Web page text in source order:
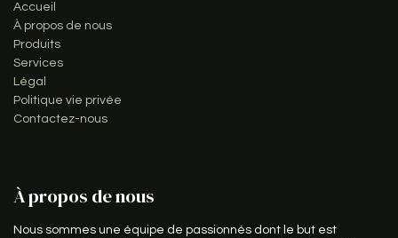
Accueil
À propos de nous
Produits
Services
Légal
Politique vie privée
Contactez-nous
À propos de nous
Nous sommes une équipe de passionnés dont le but est